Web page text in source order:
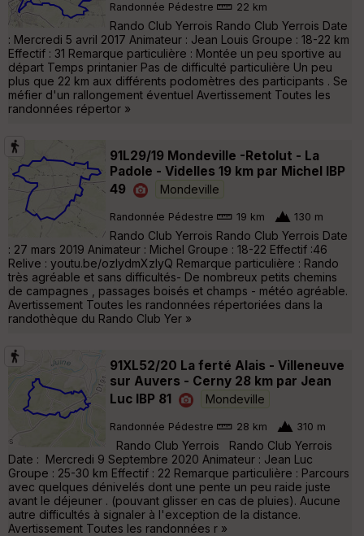
Randonnée Pédestre 22 km
Rando Club Yerrois Rando Club Yerrois Date
: Mercredi 5 avril 2017 Animateur : Jean Louis Groupe : 18-22 km
Effectif : 31 Remarque particulière : Montée un peu sportive au
départ Temps printanier Pas de difficulté particulière Un peu
plus que 22 km aux différents podomètres des participants . Se
méfier d'un rallongement éventuel Avertissement Toutes les
randonnées répertor »
91L29/19 Mondeville -Retolut - La
Padole - Videlles 19 km par Michel IBP
49
Mondeville
Randonnée Pédestre 19 km 130 m
Rando Club Yerrois Rando Club Yerrois Date
: 27 mars 2019 Animateur : Michel Groupe : 18-22 Effectif :46
Relive : youtu.be/ozIydmXzlyQ Remarque particulière : Rando
très agréable et sans difficultés- De nombreux petits chemins
de campagnes , passages boisés et champs - météo agréable.
Avertissement Toutes les randonnées répertoriées dans la
randothèque du Rando Club Yer »
91XL52/20 La ferté Alais - Villeneuve
sur Auvers - Cerny 28 km par Jean
Luc IBP 81
Mondeville
Randonnée Pédestre 28 km 310 m
Rando Club Yerrois Rando Club Yerrois
Date : Mercredi 9 Septembre 2020 Animateur : Jean Luc
Groupe : 25-30 km Effectif : 22 Remarque particulière : Parcours
avec quelques dénivelés dont une pente un peu raide juste
avant le déjeuner . (pouvant glisser en cas de pluies). Aucune
autre difficultés à signaler à l'exception de la distance.
Avertissement Toutes les randonnées r »